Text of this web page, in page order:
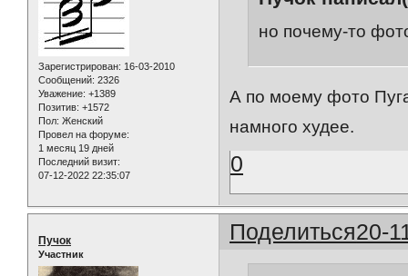
Зарегистрирован: 16-03-2010
Сообщений: 2326
Уважение: +1389
Позитив: +1572
Пол: Женский
Провел на форуме:
1 месяц 19 дней
Последний визит:
07-12-2022 22:35:07
но почему-то
А по моему фото
намного худее.
0
Поделиться20-
Пучок
Участник